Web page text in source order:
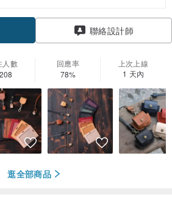
聯絡設計師
人數
回應率
78%
上次上線
1 天內
逛全部商品